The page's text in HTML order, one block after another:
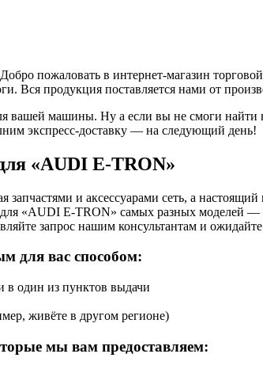
пожаловать в интернет-магазин
Вся продукция поставляется нами от
вашей машины. Ну а если вы не смоги
экспресс-доставку — на следующий день!
«AUDI E-TRON»
и аксессуарами сеть, а
«AUDI E-TRON» самых разных моделей
запрос нашим консультантам и ожидайте
для вас способом:
в один из пунктов выдачи
живёте в другом регионе)
мы вам предоставляем: